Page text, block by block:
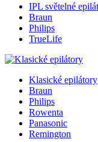
IPL světelné
Braun
Philips
TrueLife
Klasické epilátory
Braun
Philips
Rowenta
Panasonic
Remington